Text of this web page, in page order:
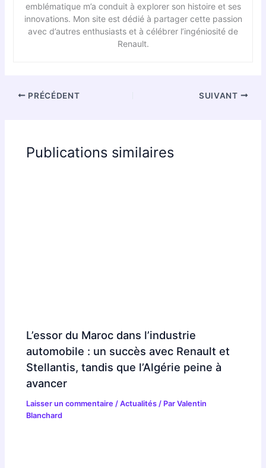
emblématique m’a conduit à explorer son histoire et ses
innovations. Mon site est dédié à partager cette passion
avec d’autres enthusiasts et à célébrer l’ingéniosité de
Renault.
PRÉCÉDENT SUIVANT
Publications similaires
L’essor du Maroc dans l’industrie
automobile : un succès avec Renault et
Stellantis, tandis que l’Algérie peine à
avancer
Laisser un commentaire /Actualités / ParValentin
Blanchard